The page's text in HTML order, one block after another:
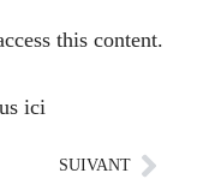
this content.
ici
SUIVANT